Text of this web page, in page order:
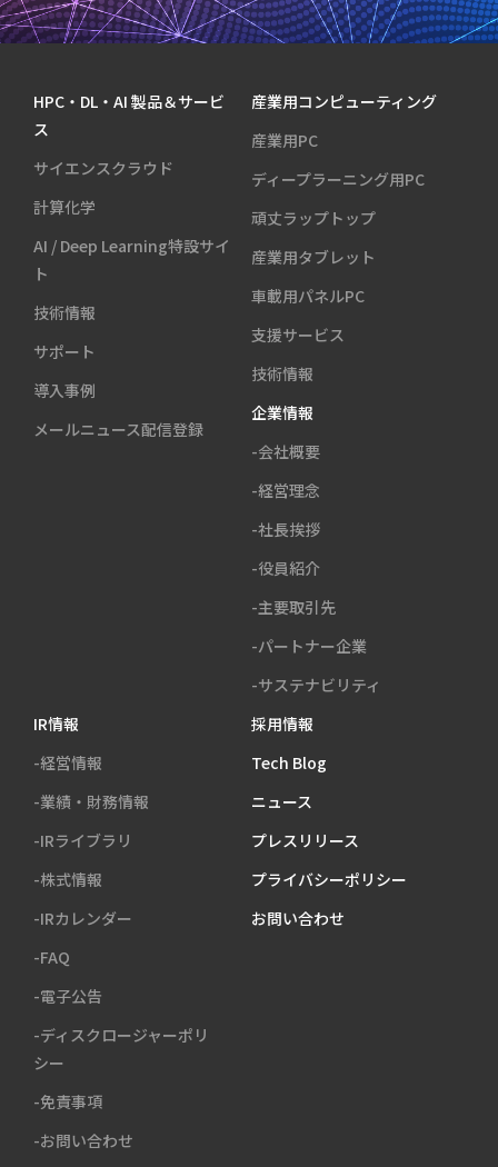
HPC・DL・AI 製品＆サービ
ス
サイエンスクラウド
計算化学
AI / Deep Learning特設サイ
ト
技術情報
サポート
導入事例
メールニュース配信登録
産業用コンピューティング
産業用PC
ディープラーニング用PC
頑丈ラップトップ
産業用タブレット
車載用パネルPC
支援サービス
技術情報
企業情報
-会社概要
-経営理念
-社長挨拶
-役員紹介
-主要取引先
-パートナー企業
-サステナビリティ
IR情報
-経営情報
-業績・財務情報
-IRライブラリ
-株式情報
-IRカレンダー
-FAQ
-電子公告
-ディスクロージャーポリ
シー
-免責事項
-お問い合わせ
採用情報
Tech Blog
ニュース
プレスリリース
プライバシーポリシー
お問い合わせ